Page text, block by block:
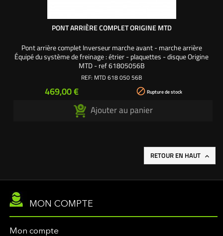
PONT ARRIÈRE COMPLET ORIGINE MTD
Pont arrière complet Inverseur marche avant - marche arrière
Équipé du système de freinage : étrier - plaquettes - disque Origine
MTD - ref 61805056B
REF: MTD 618 050 56B
Prix
469,00 €  Rupture de stock
Ajouter au panier
RETOUR EN HAUT 
MON COMPTE
Mon compte